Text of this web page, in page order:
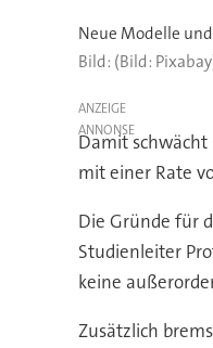
(Bild:
ANZEIGE
Damit schwächt
mit einer Rate
Die Gründe für
Studienleiter
keine
Zusätzlich